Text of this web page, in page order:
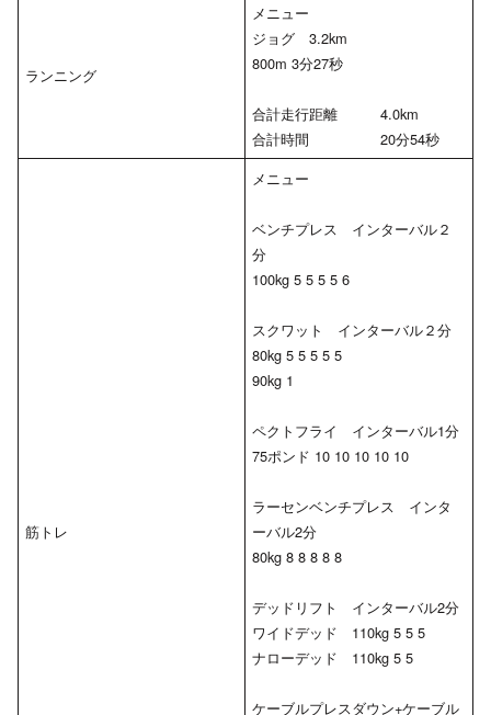
ランニング
メニュー
ジョグ 3.2km
800m 3分27秒
合計走行距離 4.0km
合計時間 20分54秒
筋トレ
メニュー
ベンチプレス インターバル２
分
100kg 5 5 5 5 6
スクワット インターバル２分
80kg 5 5 5 5 5
90kg 1
ペクトフライ インターバル1分
75ポンド 10 10 10 10 10
ラーセンベンチプレス インタ
ーバル2分
80kg 8 8 8 8 8
デッドリフト インターバル2分
ワイドデッド 110kg 5 5 5
ナローデッド 110kg 5 5
ケーブルプレスダウン+ケーブル